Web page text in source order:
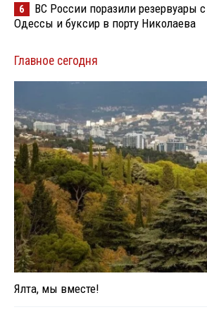
6
ВС России поразили резервуары
Одессы и буксир в порту Николаева
Главное сегодня
Ялта, мы вместе!